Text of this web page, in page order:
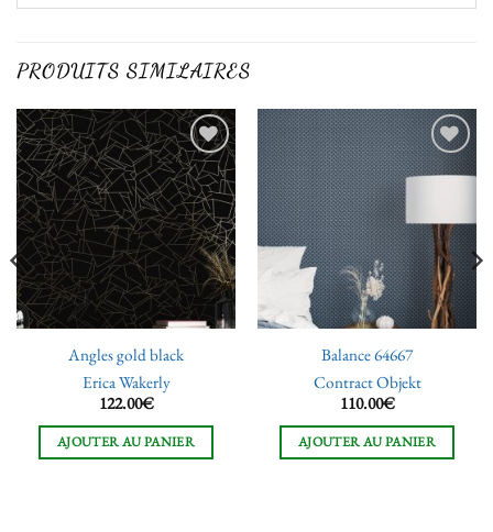
PRODUITS SIMILAIRES
Ajouter
à la liste
de
souhaits
Angles gold black
Erica Wakerly
122.00€
AJOUTER AU PANIER
Ajouter
souhaits
Balance 64667
Contract Objekt
110.00€
AJOUTER AU PANIER